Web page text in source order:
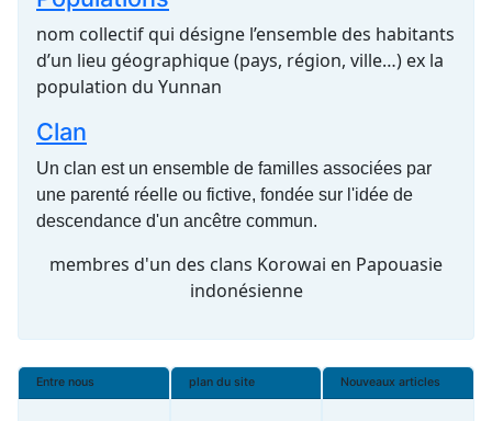
nom collectif qui désigne l’ensemble des habitants
d’un lieu géographique (pays, région, ville…) ex la
population du Yunnan
Clan
Un clan est un ensemble de familles associées par
une parenté réelle ou fictive, fondée sur l'idée de
descendance d'un ancêtre commun.
membres d'un des clans Korowai en Papouasie
indonésienne
Entre nous plan du site Nouveaux articles